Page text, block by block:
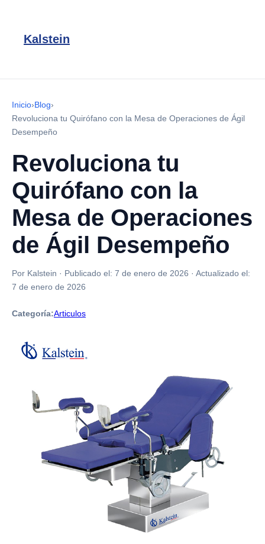
Kalstein
Inicio›Blog›
Revoluciona tu Quirófano con la Mesa de Operaciones de Ágil
Desempeño
Revoluciona tu
Quirófano con la
Mesa de Operaciones
de Ágil Desempeño
Por Kalstein · Publicado el: 7 de enero de 2026 · Actualizado el:
7 de enero de 2026
Categoría:Articulos